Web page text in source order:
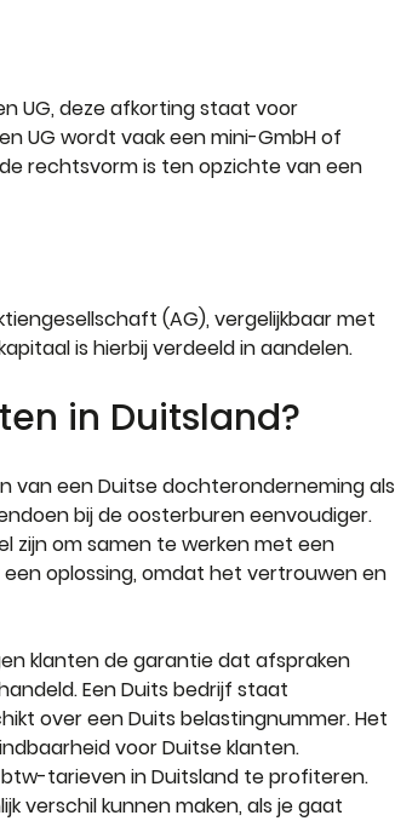
UG, deze afkorting staat voor
UG wordt vaak een mini-GmbH of
rechtsvorm is ten opzichte van een
(AG), vergelijkbaar met
is hierbij verdeeld in aandelen.
in Duitsland?
van een Duitse dochteronderneming als
bij de oosterburen eenvoudiger.
zijn om samen te werken met een
oplossing, omdat het vertrouwen en
klanten de garantie dat afspraken
Een Duits bedrijf staat
over een Duits belastingnummer. Het
voor Duitse klanten.
tarieven in Duitsland te profiteren.
verschil kunnen maken, als je gaat